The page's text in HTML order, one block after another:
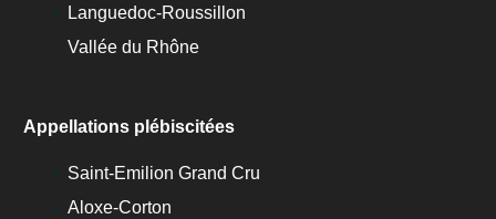
Languedoc-Roussillon
Vallée du Rhône
Appellations plébiscitées
Saint-Emilion Grand Cru
Aloxe-Corton